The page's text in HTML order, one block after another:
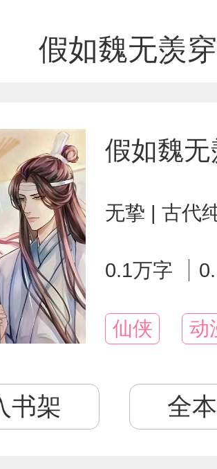
假如魏无羡
假如魏
无挚 | 古代
0.1万字
仙侠 动
书架 全